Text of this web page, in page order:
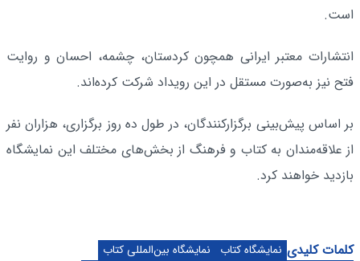
است.
انتشارات معتبر ایرانی همچون کردستان، چشمه، احسان و روایت
فتح نیز به‌صورت مستقل در این رویداد شرکت کرده‌اند.
بر اساس پیش‌بینی برگزارکنندگان، در طول ده روز برگزاری، هزاران نفر
از علاقه‌مندان به کتاب و فرهنگ از بخش‌های مختلف این نمایشگاه
بازدید خواهند کرد.
کلمات کلیدی نمایشگاه کتاب
نمایشگاه بین‌المللی کتاب